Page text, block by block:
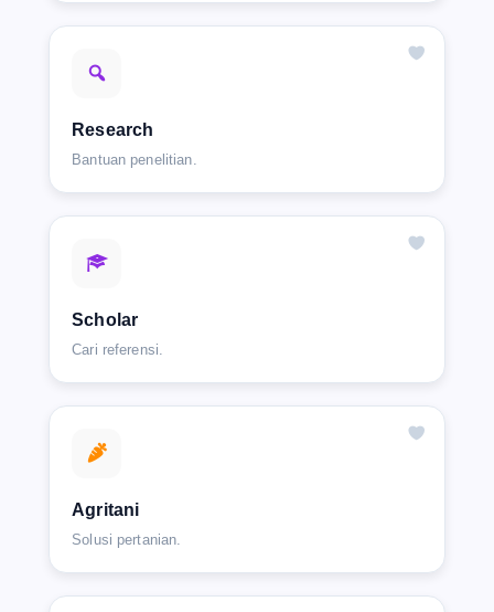
Research
Bantuan penelitian.
Scholar
Cari referensi.
Agritani
Solusi pertanian.